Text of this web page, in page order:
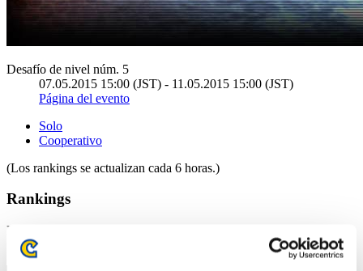
Desafío de nivel núm. 5
07.05.2015 15:00 (JST) - 11.05.2015 15:00 (JST)
Página del evento
Solo
Cooperativo
(Los rankings se actualizan cada 6 horas.)
Rankings
Posición